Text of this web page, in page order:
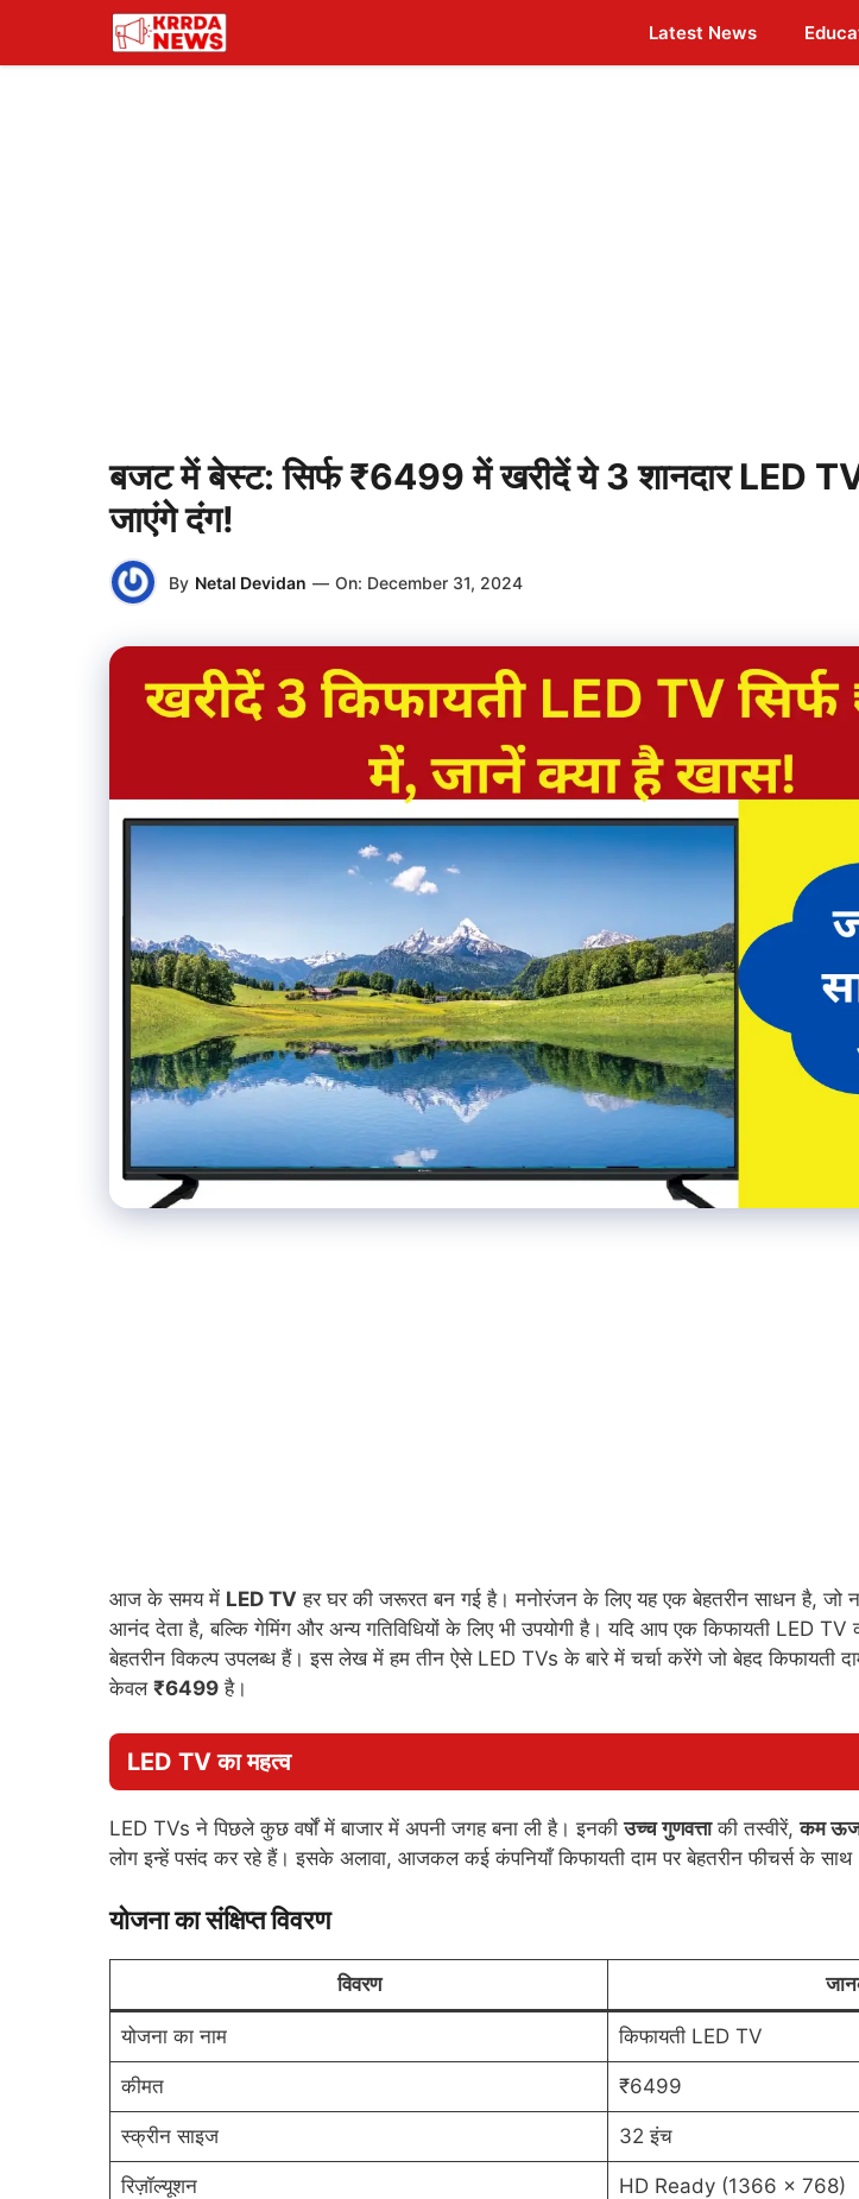
content
Latest News
बजट में बेस्ट: सिर्फ ₹6499 में खरीदें ये 3 शानदार LED
जाएंगे दंग!
By Netal Devidan — On: December 31, 2024
आज के समय में LED TV हर घर की जरूरत बन गई है। मनोरंजन के लिए यह एक बेहतरीन साधन है, जो
आनंद देता है, बल्कि गेमिंग और अन्य गतिविधियों के लिए भी उपयोगी है। यदि आप एक किफायती LED
बेहतरीन विकल्प उपलब्ध हैं। इस लेख में हम तीन ऐसे LED TVs के बारे में चर्चा करेंगे जो बेहद किफायती
केवल ₹6499 है।
LED TV का महत्व
LED TVs ने पिछले कुछ वर्षों में बाजार में अपनी जगह बना ली है। इनकीउच्च गुणवत्ताकी तस्वीरें,कम
लोग इन्हें पसंद कर रहे हैं। इसके अलावा, आजकल कई कंपनियाँ किफायती दाम पर बेहतरीन फीचर्स के
योजना का संक्षिप्त विवरण
विवरण
योजना का नाम किफायती LED TV
कीमत ₹6499
स्क्रीन साइज 32 इंच
रिज़ॉल्यूशन HD Ready (1366 x 768)